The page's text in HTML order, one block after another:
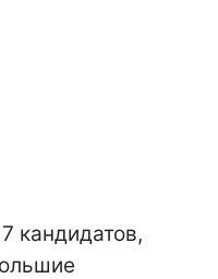
кандидатов,